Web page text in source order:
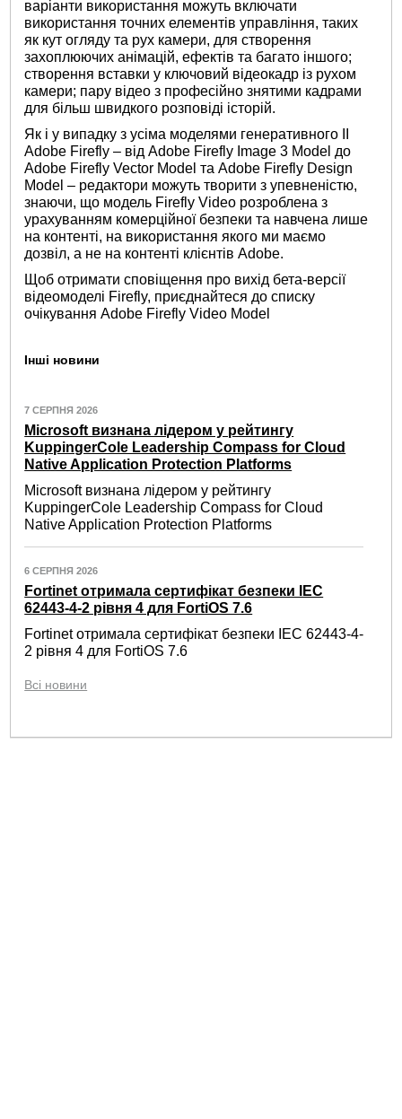
варіанти використання можуть включати
використання точних елементів управління, таких
як кут огляду та рух камери, для створення
захоплюючих анімацій, ефектів та багато іншого;
створення вставки у ключовий відеокадр із рухом
камери; пару відео з професійно знятими кадрами
для більш швидкого розповіді історій.
Як і у випадку з усіма моделями генеративного ІІ
Adobe Firefly – від Adobe Firefly Image 3 Model до
Adobe Firefly Vector Model та Adobe Firefly Design
Model – редактори можуть творити з упевненістю,
знаючи, що модель Firefly Video розроблена з
урахуванням комерційної безпеки та навчена лише
на контенті, на використання якого ми маємо
дозвіл, а не на контенті клієнтів Adobe.
Щоб отримати сповіщення про вихід бета-версії
відеомоделі Firefly, приєднайтеся до списку
очікування Adobe Firefly Video Model
Інші новини
7 СЕРПНЯ 2026
Microsoft визнана лідером у рейтингу
KuppingerCole Leadership Compass for Cloud
Native Application Protection Platforms
Microsoft визнана лідером у рейтингу
KuppingerCole Leadership Compass for Cloud
Native Application Protection Platforms
6 СЕРПНЯ 2026
Fortinet отримала сертифікат безпеки IEC
62443-4-2 рівня 4 для FortiOS 7.6
Fortinet отримала сертифікат безпеки IEC 62443-4-
2 рівня 4 для FortiOS 7.6
Всі новини